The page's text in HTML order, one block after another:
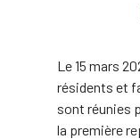
Le 15 mars
résidents et
sont réunies
la première